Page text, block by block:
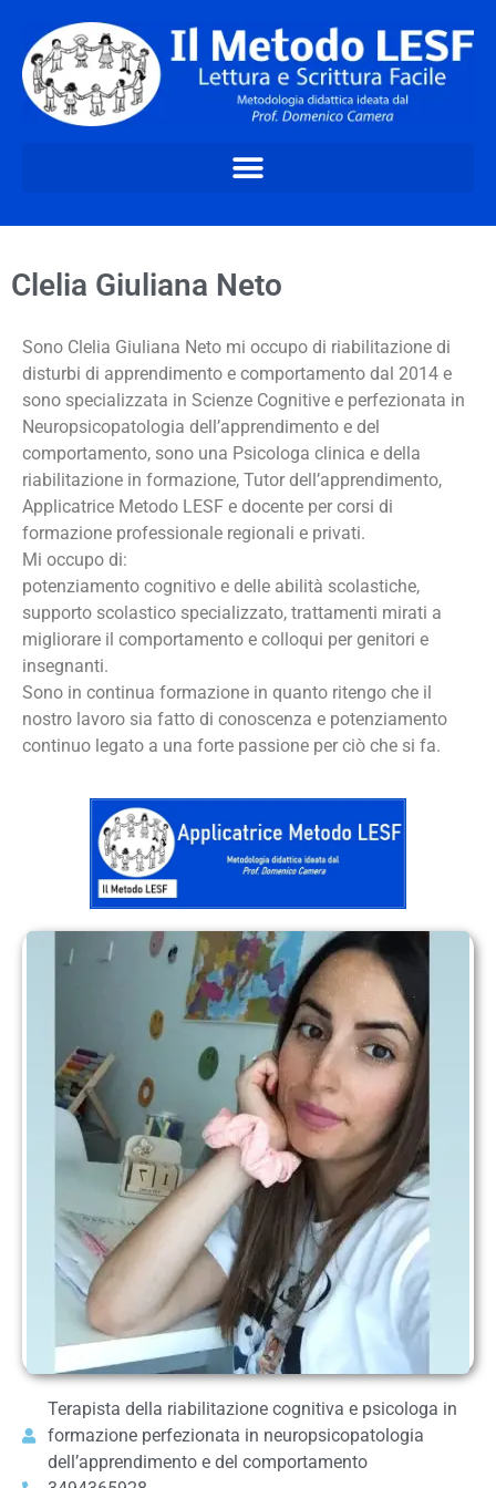
Clelia Giuliana Neto
Sono Clelia Giuliana Neto mi occupo di riabilitazione di
disturbi di apprendimento e comportamento dal 2014 e
sono specializzata in Scienze Cognitive e perfezionata in
Neuropsicopatologia dell’apprendimento e del
comportamento, sono una Psicologa clinica e della
riabilitazione in formazione, Tutor dell’apprendimento,
Applicatrice Metodo LESF e docente per corsi di
formazione professionale regionali e privati.
Mi occupo di:
potenziamento cognitivo e delle abilità scolastiche,
supporto scolastico specializzato, trattamenti mirati a
migliorare il comportamento e colloqui per genitori e
insegnanti.
Sono in continua formazione in quanto ritengo che il
nostro lavoro sia fatto di conoscenza e potenziamento
continuo legato a una forte passione per ciò che si fa.
Terapista della riabilitazione cognitiva e psicologa in
formazione perfezionata in neuropsicopatologia
dell’apprendimento e del comportamento